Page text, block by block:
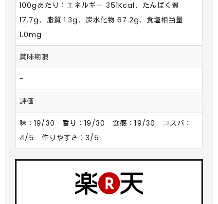
100gあたり：エネルギー 351Kcal、たんぱく質
17.7g、脂質 1.3g、炭水化物 67.2g、食塩相当量
1.0mg
賞味期限
-
評価
味：19/30 香り：19/30 食感：19/30 コスパ：
4/5 作りやすさ：3/5